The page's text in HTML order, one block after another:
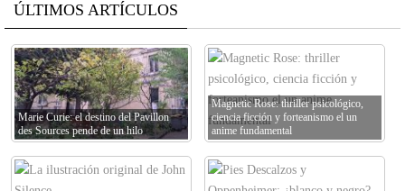
ÚLTIMOS ARTÍCULOS
Marie Curie: el destino del Pavillon
des Sources pende de un hilo
Magnetic Rose: thriller psicológico,
ciencia ficción y forteanismo el un
anime fundamental